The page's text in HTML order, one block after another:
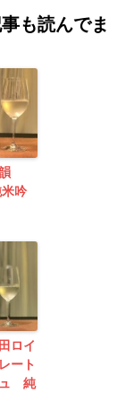
も読んでま
吟
ロイ
ート
ュ 純